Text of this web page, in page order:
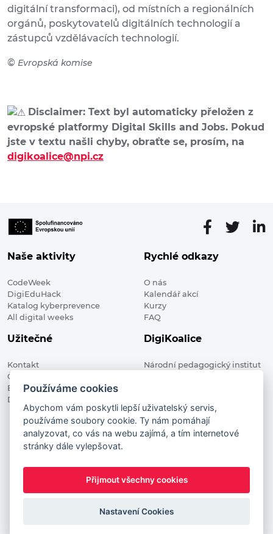
digitální transformaci), od místních a regionálních
orgánů, poskytovatelů digitálních technologií a
zástupců vzdělávacích technologií.
© Evropská komise
Disclaimer: Text byl automaticky přeložen z
evropské platformy Digital Skills and Jobs. Pokud
jste v textu našli chyby, obraťte se, prosím, na
digikoalice@npi.cz
Naše aktivity
CodeWeek
DigiEduHack
Katalog kyberprevence
All digital weeks
Rychlé odkazy
O nás
Kalendář akcí
Kurzy
FAQ
Užitečné
Kontakt
Členské organizace
Blog
Digitalizace ve vzdělávání
DigiKoalice
Národní pedagogický institut
DigiKoalice 2021. All rights reserved
Vstup do administrace
This project has received funding from the European
Commission Innovation and Networks Executive Agency (now
Commission and the European Commission is not responsible
Používáme cookies
Abychom vám poskytli lepší uživatelský servis,
používáme soubory cookie. Ty nám pomáhají
analyzovat, co vás na webu zajímá, a tím internetové
stránky dále vylepšovat.
Přijmout všechny cookies
Nastavení Cookies